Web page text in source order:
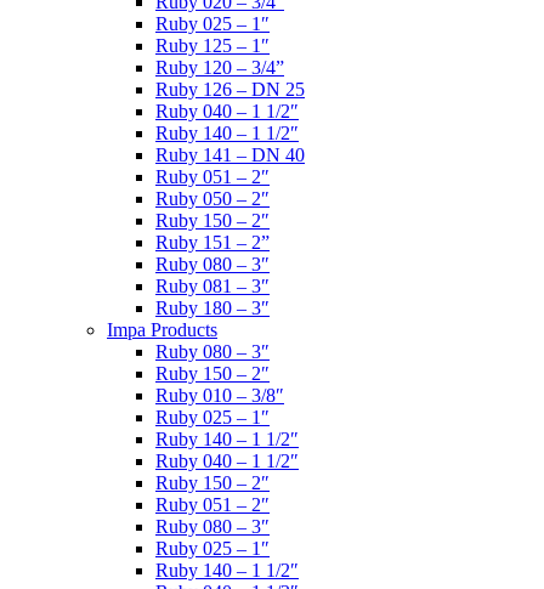
Ruby 025 – 1″
Ruby 125 – 1″
Ruby 120 – 3/4”
Ruby 126 – DN 25
Ruby 040 – 1 1/2″
Ruby 140 – 1 1/2″
Ruby 141 – DN 40
Ruby 051 – 2″
Ruby 050 – 2″
Ruby 150 – 2″
Ruby 151 – 2”
Ruby 080 – 3″
Ruby 081 – 3″
Ruby 180 – 3″
Impa Products
Ruby 080 – 3″
Ruby 150 – 2″
Ruby 010 – 3/8″
Ruby 025 – 1″
Ruby 140 – 1 1/2″
Ruby 040 – 1 1/2″
Ruby 150 – 2″
Ruby 051 – 2″
Ruby 080 – 3″
Ruby 025 – 1″
Ruby 140 – 1 1/2″